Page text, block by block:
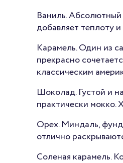
Ваниль.
добавляет теплоту
Карамель. Один из
прекрасно
классическим
Шоколад. Густой и
практически мокко.
Орех. Миндаль,
отлично
Соленая карамель.